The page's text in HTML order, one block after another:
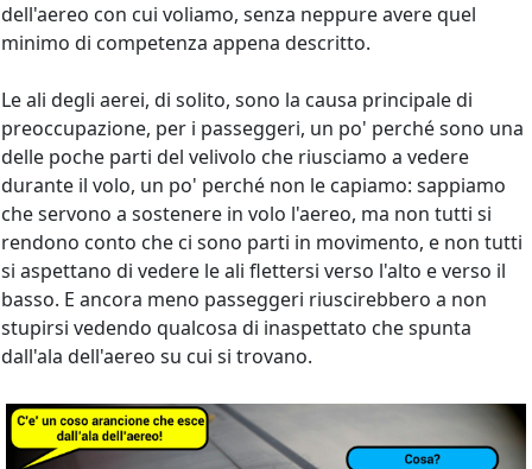
dell'aereo con cui voliamo, senza neppure avere quel
minimo di competenza appena descritto.
Le ali degli aerei, di solito, sono la causa principale di
preoccupazione, per i passeggeri, un po' perché sono una
delle poche parti del velivolo che riusciamo a vedere
durante il volo, un po' perché non le capiamo: sappiamo
che servono a sostenere in volo l'aereo, ma non tutti si
rendono conto che ci sono parti in movimento, e non tutti
si aspettano di vedere le ali flettersi verso l'alto e verso il
basso. E ancora meno passeggeri riuscirebbero a non
stupirsi vedendo qualcosa di inaspettato che spunta
dall'ala dell'aereo su cui si trovano.